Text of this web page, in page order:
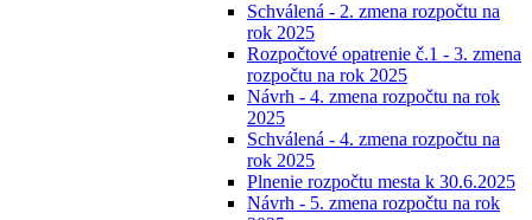
Schválená - 2. zmena rozpočtu na
rok 2025
Rozpočtové opatrenie č.1 - 3. zmena
rozpočtu na rok 2025
Návrh - 4. zmena rozpočtu na rok
2025
Schválená - 4. zmena rozpočtu na
rok 2025
Plnenie rozpočtu mesta k 30.6.2025
Návrh - 5. zmena rozpočtu na rok